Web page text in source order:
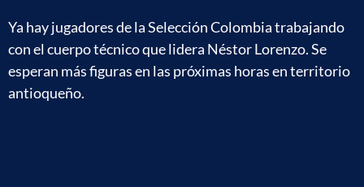
Ya hay jugadores de la Selección Colombia trabajando
con el cuerpo técnico que lidera Néstor Lorenzo. Se
esperan más figuras en las próximas horas en territorio
antioqueño.